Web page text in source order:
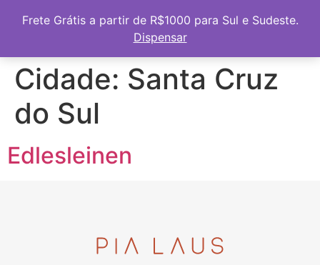
Cidade: Santa Cruz
do Sul
Edlesleinen
Frete Grátis a partir de R$1000 para Sul e Sudeste.
Dispensar